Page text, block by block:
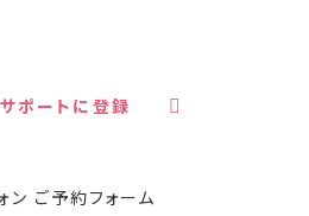
ポートに登録